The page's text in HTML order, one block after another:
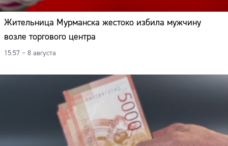
Жительница Мурманска жестоко избила мужчину
возле торгового центра
15:57 – 8 августа